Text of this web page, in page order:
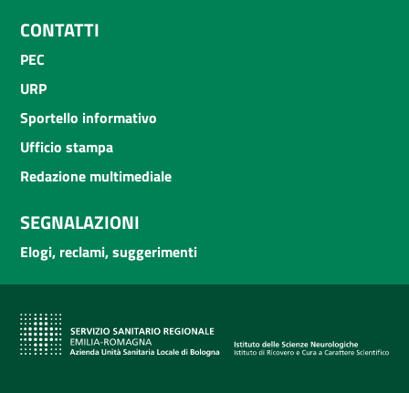
CONTATTI
PEC
URP
Sportello informativo
Ufficio stampa
Redazione multimediale
SEGNALAZIONI
Elogi, reclami, suggerimenti